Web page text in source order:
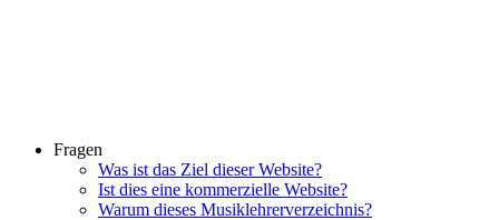
Fragen
Was ist das Ziel dieser Website?
Ist dies eine kommerzielle Website?
Warum dieses Musiklehrerverzeichnis?